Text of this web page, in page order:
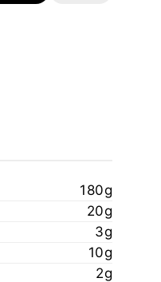
180g
20g
3g
10g
2g